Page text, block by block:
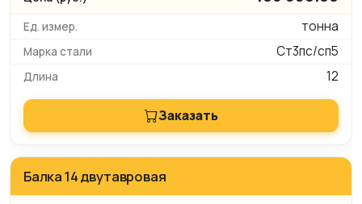
тонна
Ст3пс/сп5
12
Заказать
Балка 14 двутавровая